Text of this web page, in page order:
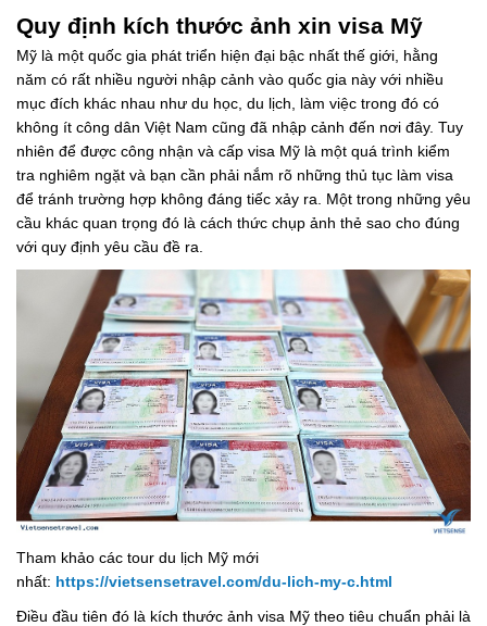
Quy định kích thước ảnh xin visa Mỹ
Mỹ là một quốc gia phát triển hiện đại bậc nhất thế giới, hằng
năm có rất nhiều người nhập cảnh vào quốc gia này với nhiều
mục đích khác nhau như du học, du lịch, làm việc trong đó có
không ít công dân Việt Nam cũng đã nhập cảnh đến nơi đây. Tuy
nhiên để được công nhận và cấp visa Mỹ là một quá trình kiểm
tra nghiêm ngặt và bạn cần phải nắm rõ những thủ tục làm visa
để tránh trường hợp không đáng tiếc xảy ra. Một trong những yêu
cầu khác quan trọng đó là cách thức chụp ảnh thẻ sao cho đúng
với quy định yêu cầu đề ra.
Tham khảo các tour du lịch Mỹ mới
nhất: https://vietsensetravel.com/du-lich-my-c.html
Điều đầu tiên đó là kích thước ảnh visa Mỹ theo tiêu chuẩn phải là